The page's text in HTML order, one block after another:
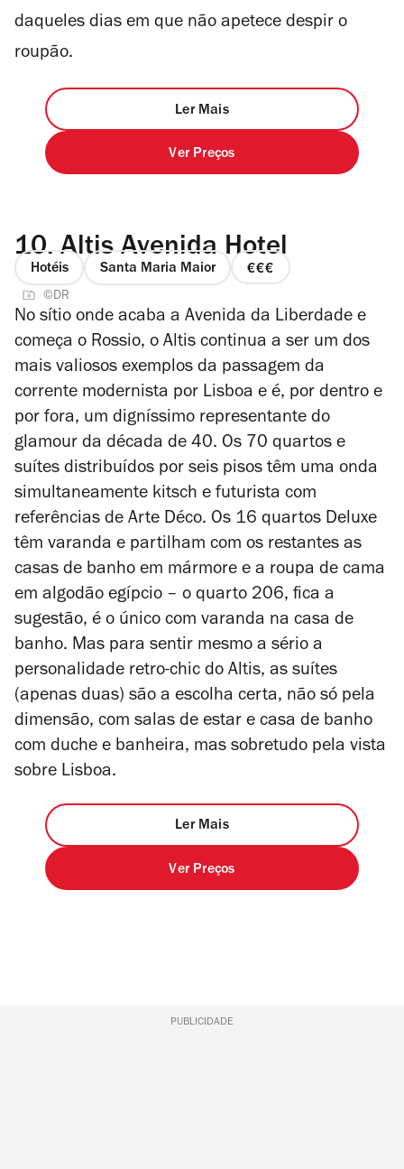
daqueles dias em que não apetece despir o
roupão.
Ler Mais
Ver Preços
10. Altis Avenida Hotel
Hotéis Santa Maria Maior
preço
de
4
©DR
No sítio onde acaba a Avenida da Liberdade e
começa o Rossio, o Altis continua a ser um dos
mais valiosos exemplos da passagem da
corrente modernista por Lisboa e é, por dentro e
por fora, um digníssimo representante do
glamour da década de 40. Os 70 quartos e
suítes distribuídos por seis pisos têm uma onda
simultaneamente kitsch e futurista com
referências de Arte Déco. Os 16 quartos Deluxe
têm varanda e partilham com os restantes as
casas de banho em mármore e a roupa de cama
em algodão egípcio – o quarto 206, fica a
sugestão, é o único com varanda na casa de
banho. Mas para sentir mesmo a sério a
personalidade retro-chic do Altis, as suítes
(apenas duas) são a escolha certa, não só pela
dimensão, com salas de estar e casa de banho
com duche e banheira, mas sobretudo pela vista
sobre Lisboa.
Ler Mais
Ver Preços
PUBLICIDADE